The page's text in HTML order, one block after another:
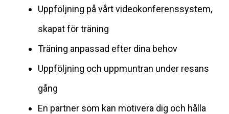
Uppföljning på vårt videokonferenssystem,
skapat för träning
Träning anpassad efter dina behov
Uppföljning och uppmuntran under resans
gång
En partner som kan motivera dig och hålla